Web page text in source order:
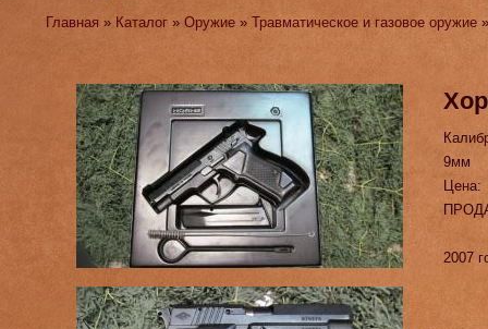
Главная » Каталог »Оружие »Травматическое и газовое оружие
9мм
Цена:
2007